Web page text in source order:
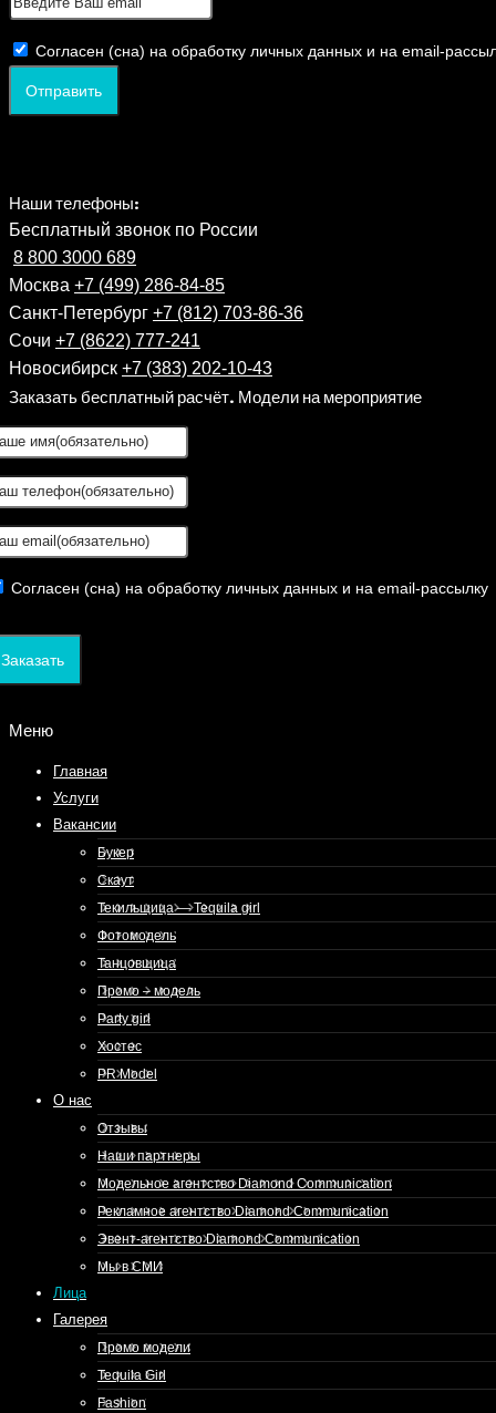
Согласен (сна) на обработку личных данных и на email-
Отправить
Наши телефоны:
Бесплатный звонок по России
8 800 3000 689
Москва +7 (499) 286-84-85
Санкт-Петербург +7 (812) 703-86-36
Сочи +7 (8622) 777-241
Новосибирск +7 (383) 202-10-43
Заказать бесплатный расчёт. Модели на мероприятие
Согласен (сна) на обработку личных данных и на email-рассылку
Заказать
Меню
Главная
Услуги
Вакансии
Букер
Скаут
Текильщица — Tequila girl
Фотомодель
Танцовщица
Промо – модель
Party girl
Хостес
PR Model
О нас
Отзывы
Наши партнеры
Модельное агентство Diamond Communication
Рекламное агентство Diamond Communication
Эвент-агентство Diamond Communication
Мы в СМИ
Лица
Галерея
Промо модели
Tequila Girl
Fashion